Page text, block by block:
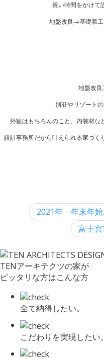
長い時間をかけて
地盤改良→基礎着工
地盤改
別荘やリゾート
外観はもちろんのこと、内装材な
設計事務所だから叶えられる家づく
2021年 年末年始
富士
TENアーキテクツの家が
ピッタリな方はこんな方
全て納得したい。
こだわりを実現したい。